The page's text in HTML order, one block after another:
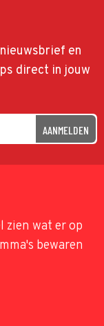
en
direct in jouw
AANMELDEN
zien wat er op
bewaren